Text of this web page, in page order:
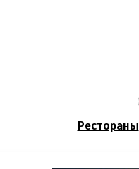
Рестораны